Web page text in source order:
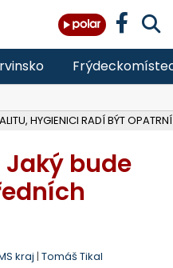
HYGIENICI RADÍ BÝT OPATRNÍ
Jaký bude
kraj | Tomáš Tikal